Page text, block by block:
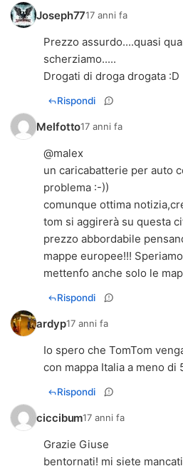
Joseph7717 anni fa
Prezzo assurdo....quasi
scherziamo.....
Drogati di droga drogata :D
Rispondi
Melfotto17 anni fa
@malex
un caricabatterie per auto
problema :-))
comunque ottima
tom si aggirerà su questa
prezzo abbordabile
mappe europee!!!
mettenfo anche solo le
Rispondi
ardyp17 anni fa
Io spero che TomTom
con mappa Italia a meno di
Rispondi
ciccibum17 anni fa
Grazie Giuse
bentornati! mi siete